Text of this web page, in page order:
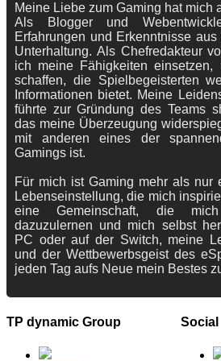
Meine Liebe zum Gaming hat mich
Als Blogger und
Erfahrungen und Erkenntnisse
Unterhaltung. Als Chefredakteur
ich meine Fähigkeiten
schaffen, die Spielbegeisterten
Informationen bietet. Meine
führte zur Gründung des Teams
das meine Überzeugung
mit anderen eines der
Gamings ist.
Für mich ist Gaming mehr als nur
Lebenseinstellung, die mich
eine Gemeinschaft, die
dazuzulernen und mich selbst
PC oder auf der Switch, meine
und der Wettbewerbsgeist des
jeden Tag aufs Neue mein Bestes
TP dynamic Group Social